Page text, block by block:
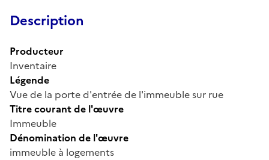
Description
Producteur
Inventaire
Légende
Vue de la porte d'entrée de l'immeuble sur rue
Titre courant de l'œuvre
Immeuble
Dénomination de l'œuvre
immeuble à logements